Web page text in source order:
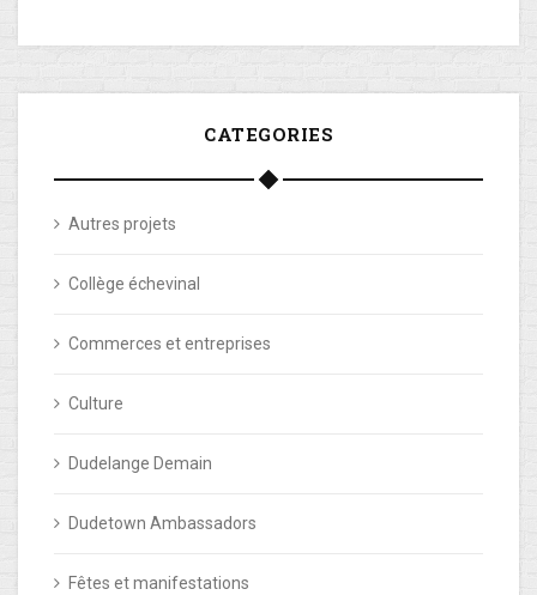
CATEGORIES
Autres projets
Collège échevinal
Commerces et entreprises
Culture
Dudelange Demain
Dudetown Ambassadors
Fêtes et manifestations